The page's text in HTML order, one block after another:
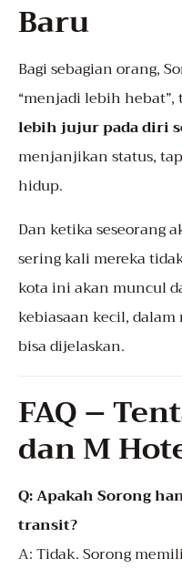
Baru
Bagi sebagian orang,
“menjadi lebih
lebih jujur pada diri
menjanjikan status,
hidup.
Dan ketika seseorang
sering kali mereka
kota ini akan muncul
kebiasaan kecil,
bisa dijelaskan.
FAQ –
dan M
Q: Apakah Sorong
transit?
A: Tidak. Sorong